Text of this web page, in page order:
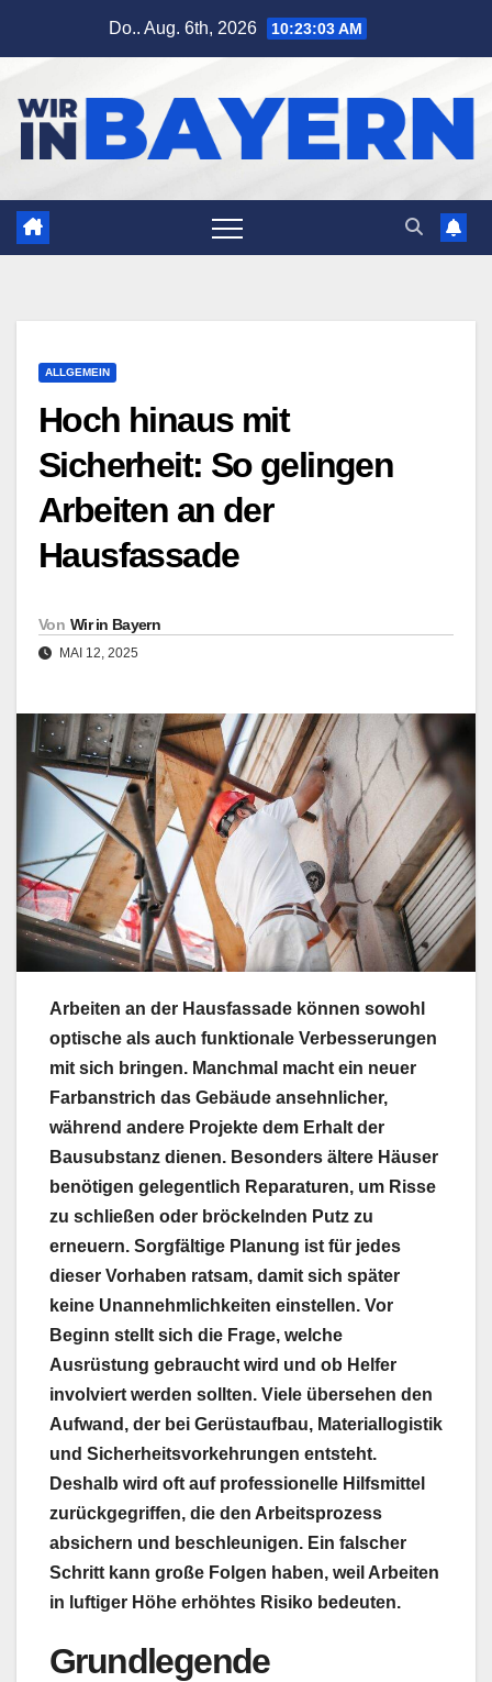
Do.. Aug. 6th, 2026 10:23:04 AM
ALLGEMEIN
Hoch hinaus mit
Sicherheit: So gelingen
Arbeiten an der
Hausfassade
Von Wir in Bayern
MAI 12, 2025
Arbeiten an der Hausfassade können sowohl
optische als auch funktionale Verbesserungen
mit sich bringen. Manchmal macht ein neuer
Farbanstrich das Gebäude ansehnlicher,
während andere Projekte dem Erhalt der
Bausubstanz dienen. Besonders ältere Häuser
benötigen gelegentlich Reparaturen, um Risse
zu schließen oder bröckelnden Putz zu
erneuern. Sorgfältige Planung ist für jedes
dieser Vorhaben ratsam, damit sich später
keine Unannehmlichkeiten einstellen. Vor
Beginn stellt sich die Frage, welche
Ausrüstung gebraucht wird und ob Helfer
involviert werden sollten. Viele übersehen den
Aufwand, der bei Gerüstaufbau, Materiallogistik
und Sicherheitsvorkehrungen entsteht.
Deshalb wird oft auf professionelle Hilfsmittel
zurückgegriffen, die den Arbeitsprozess
absichern und beschleunigen. Ein falscher
Schritt kann große Folgen haben, weil Arbeiten
in luftiger Höhe erhöhtes Risiko bedeuten.
Grundlegende